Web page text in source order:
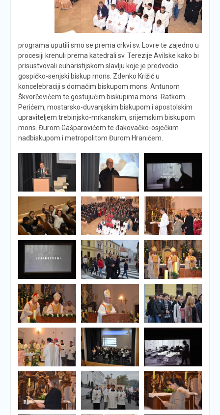
programa uputili smo se prema crkvi sv. Lovre te zajedno u
procesiji krenuli prema katedrali sv. Terezije Avilske kako bi
prisustvovali euharistijskom slavlju koje je predvodio
gospičko-senjski biskup mons. Zdenko Križić u
koncelebraciji s domaćim biskupom mons. Antunom
Škvorčevićem te gostujućim biskupima mons. Ratkom
Perićem, mostarsko-duvanjskim biskupom i apostolskim
upraviteljem trebinjsko-mrkanskim, srijemskim biskupom
mons. Đurom Gašparovićem te đakovačko-osječkim
nadbiskupom i metropolitom Đurom Hranićem.